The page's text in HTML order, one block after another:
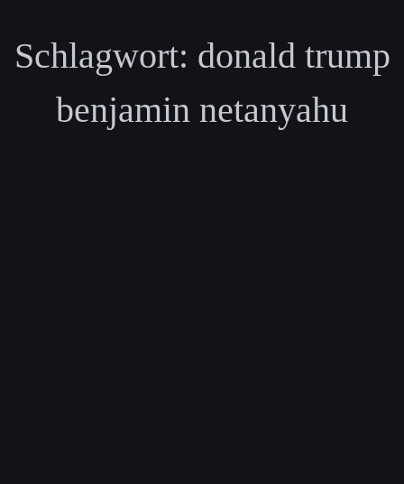
Schlagwort: donald trump
benjamin netanyahu